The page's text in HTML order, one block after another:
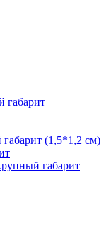
габарит
(1,5*1,2 см)
габарит